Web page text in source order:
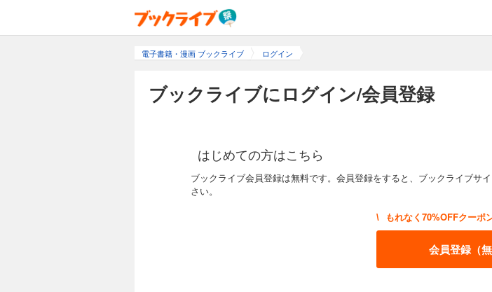
電子書籍・漫画 ブックライブ ログイン
ブックライブにログイン/会員登録
はじめての方はこちら
ブックライブ会員登録は無料です。会員登録をすると、ブックライブサ
さい。
\ もれなく70%OFFクーポ
会員登録（無